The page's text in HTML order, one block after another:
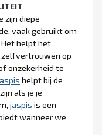
zijn diepe
vaak gebruikt om
helpt het
op
onzekerheid te
helpt bij de
als je je
jaspis is een
wanneer we